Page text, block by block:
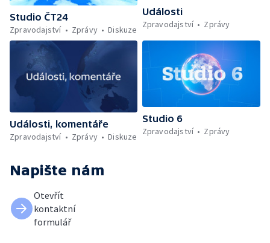
Studio ČT24
Zpravodajství
Zprávy Diskuze
Události
Zpravodajství
Zprávy
Události, komentáře
Zpravodajství
Zprávy Diskuze
Studio 6
Zpravodajství
Zprávy
Napište nám
Otevřít
kontaktní
formulář